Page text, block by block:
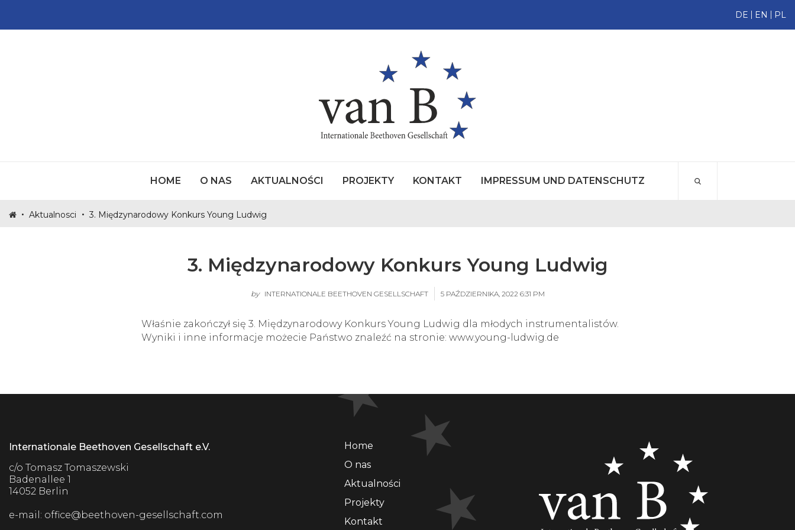
DE EN PL
HOME O NAS
ZOSTAŃ CZŁONKIEM
AKTUALNOŚCI PROJEKTY KONTAKT IMPRESSUM UND DATENSCHUTZ
• Aktualnosci • 3. Międzynarodowy Konkurs Young Ludwig
3. Międzynarodowy Konkurs Young Ludwig
by INTERNATIONALE BEETHOVEN GESELLSCHAFT 5 PAŹDZIERNIKA, 2022 6:31 PM
Właśnie zakończył się 3. Międzynarodowy Konkurs Young Ludwig dla młodych instrumentalistów.
Wyniki i inne informacje możecie Państwo znaleźć na stronie: www.young-ludwig.de
Internationale Beethoven Gesellschaft e.V.
c/o Tomasz Tomaszewski
Badenallee 1
14052 Berlin
e-mail: office@beethoven-gesellschaft.com
Home
O nas
Aktualności
Projekty
Kontakt